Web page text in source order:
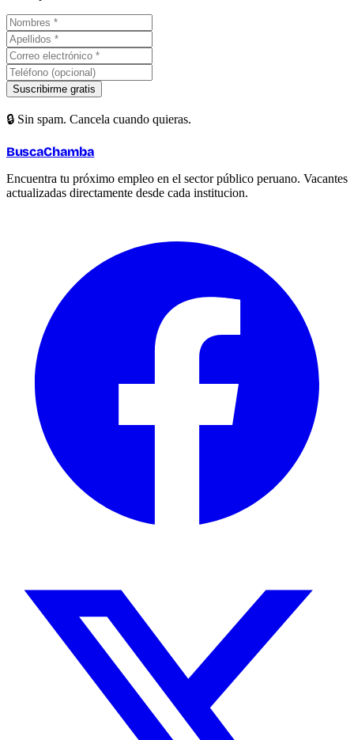
Suscribirme gratis
🔒 Sin spam. Cancela cuando quieras.
BuscaChamba
Encuentra tu próximo empleo en el sector público peruano. Vacantes
actualizadas directamente desde cada institucion.